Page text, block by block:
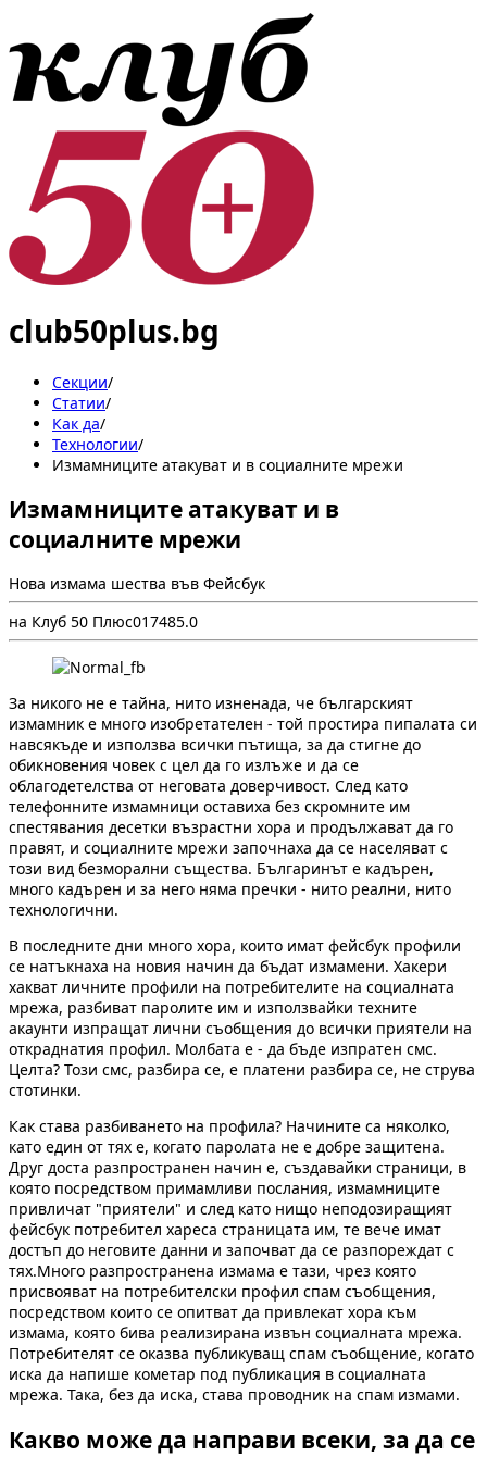
club50plus.bg
Секции/
Статии/
Как да/
Технологии/
Измамниците атакуват и в социалните мрежи
Измамниците атакуват и в
социалните мрежи
Нова измама шества във Фейсбук
на Клуб 50 Плюс017485.0
За никого не е тайна, нито изненада, че българският
измамник е много изобретателен - той простира пипалата си
навсякъде и използва всички пътища, за да стигне до
обикновения човек с цел да го излъже и да се
облагодетелства от неговата доверчивост. След като
телефонните измамници оставиха без скромните им
спестявания десетки възрастни хора и продължават да го
правят, и социалните мрежи започнаха да се населяват с
този вид безморални същества. Българинът е кадърен,
много кадърен и за него няма пречки - нито реални, нито
технологични.
В последните дни много хора, които имат фейсбук профили
се натъкнаха на новия начин да бъдат измамени. Хакери
хакват личните профили на потребителите на социалната
мрежа, разбиват паролите им и използвайки техните
акаунти изпращат лични съобщения до всички приятели на
откраднатия профил. Молбата е - да бъде изпратен смс.
Целта? Този смс, разбира се, е платени разбира се, не струва
стотинки.
Как става разбиването на профила? Начините са няколко,
като един от тях е, когато паролата не е добре защитена.
Друг доста разпространен начин е, създавайки страници, в
която посредством примамливи послания, измамниците
привличат "приятели" и след като нищо неподозиращият
фейсбук потребител хареса страницата им, те вече имат
достъп до неговите данни и започват да се разпореждат с
тях.Много разпространена измама е тази, чрез която
присвояват на потребителски профил спам съобщения,
посредством които се опитват да привлекат хора към
измама, която бива реализирана извън социалната мрежа.
Потребителят се оказва публикуващ спам съобщение, когато
иска да напише кометар под публикация в социалната
мрежа. Така, без да иска, става проводник на спам измами.
Какво може да направи всеки, за да се